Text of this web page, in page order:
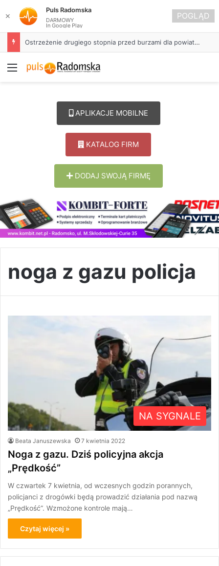
Ostrzeżenie drugiego stopnia przed burzami dla powiatu radomszczańskiego
Menu
APLIKACJE MOBILNE
KATALOG FIRM
DODAJ SWOJĄ FIRMĘ
noga z gazu policja
NA SYGNALE
Beata Januszewska 7 kwietnia 2022
Noga z gazu. Dziś policyjna akcja
„Prędkość”
W czwartek 7 kwietnia, od wczesnych godzin porannych,
policjanci z drogówki będą prowadzić działania pod nazwą
„Prędkość”. Wzmożone kontrole mają…
Czytaj więcej »
✕
Puls Radomska
DARMOWY
In Google Play
POGLĄD